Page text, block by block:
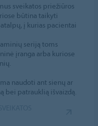
sveikatos priežiūros
būtina taikyti
į kurias pacientai
seriją toms
įranga arba kuriose
naudoti ant sienų ar
bei patrauklią išvaizdą.